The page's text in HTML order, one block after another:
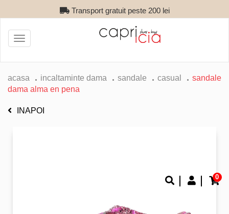
Transport gratuit peste 200 lei
0
Toggle
navigation
acasa incaltaminte dama sandale casual
sandale
dama alma en pena
INAPOI